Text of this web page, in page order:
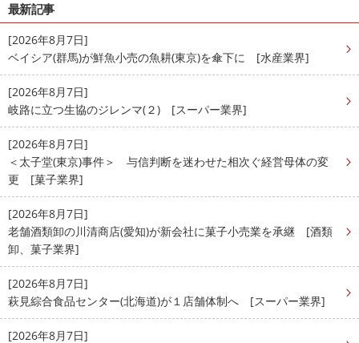
最新記事
[2026年8月7日]
ベイシア(群馬)が鮮魚小売の魚耕(東京)を傘下に [水産業界]
[2026年8月7日]
岐路に立つ生協のジレンマ(２) [スーパー業界]
[2026年8月7日]
＜太子堂(東京)事件＞ 与信判断を迷わせた相次ぐ経営母体の変
更 [菓子業界]
[2026年8月7日]
老舗酒類卸の川清商店(愛知)が新会社に菓子小売業を承継 [酒類
卸、菓子業界]
[2026年8月7日]
萩見綜合食品センター(北海道)が１店舗体制へ [スーパー業界]
[2026年8月7日]